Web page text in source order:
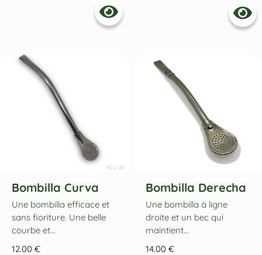
Bombilla Curva
Une bombilla efficace et
sans fioriture. Une belle
courbe et...
12.00 €
Bombilla Derecha
Une bombilla à ligne
droite et un bec qui
maintient...
14.00 €